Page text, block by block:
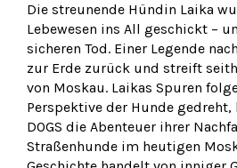
Die streunende Hündin Laika
Lebewesen ins All geschickt –
sicheren Tod. Einer Legende
zur Erde zurück und streift
von Moskau. Laikas Spuren
Perspektive der Hunde gedreht,
DOGS die Abenteuer ihrer
Straßenhunde im heutigen